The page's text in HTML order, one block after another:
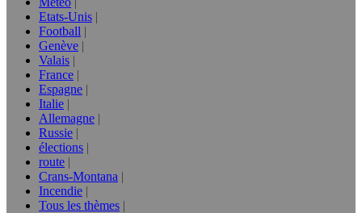
Etats-Unis
Football
Genève
Valais
France
Espagne
Italie
Allemagne
Russie
élections
route
Crans-Montana
Incendie
Tous les thèmes